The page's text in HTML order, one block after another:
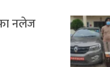
नलेज